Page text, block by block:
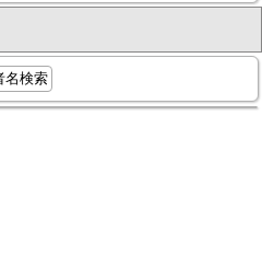
名検索